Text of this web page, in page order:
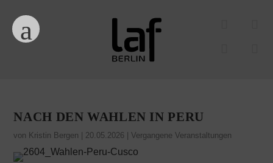
NACH DEN WAHLEN IN PERU
von Kristin Bergen 20.05.2026 |Vergangene Veranstaltungen